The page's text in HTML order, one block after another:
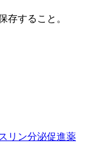
すること。
リン分泌促進薬